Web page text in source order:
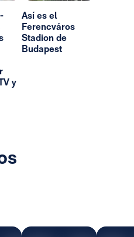
y
Así es el
Ferencváros
Stadion de
Budapest